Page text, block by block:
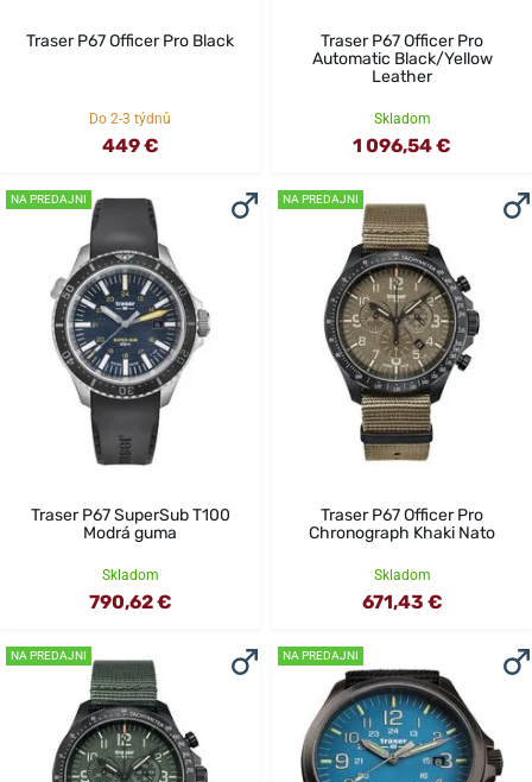
Traser P67 Officer Pro Black
Do 2-3 týdnů
449 €
Traser P67 Officer Pro
Automatic Black/Yellow
Leather
Skladom
1 096,54 €
NA PREDAJNI
Traser P67 SuperSub T100
Modrá guma
Skladom
790,62 €
NA PREDAJNI
Traser P67 Officer Pro
Chronograph Khaki Nato
Skladom
671,43 €
NA PREDAJNI NA PREDAJNI